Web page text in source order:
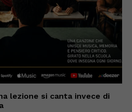
lezione si canta invece di